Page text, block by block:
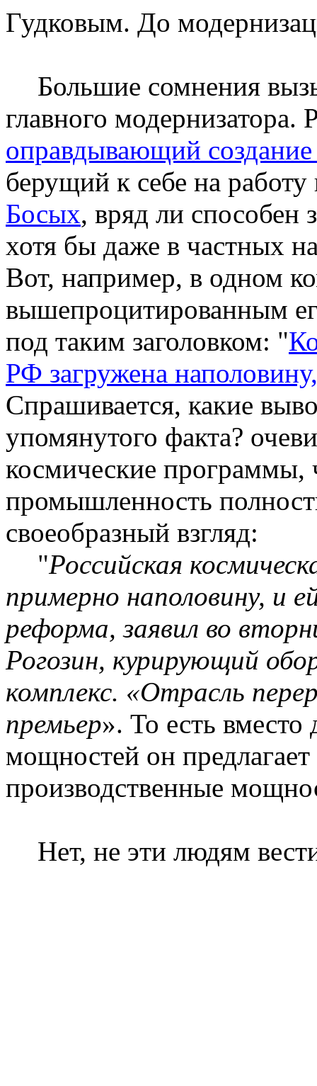
Гудковым. До
Большие сомнения
главного модернизатора.
оправдывающий
берущий к себе на
Босых, вряд ли способен
хотя бы даже в частных
Вот, например, в одном
вышепроцитированным
под таким заголовком: "
РФ загружена
Спрашивается, какие
упомянутого факта?
космические программы,
промышленность
своеобразный взгляд:
"Российская
примерно наполовину, и
реформа, заявил во
Рогозин, курирующий
комплекс. «Отрасль
премьер». То есть
мощностей он
производственные
Нет, не эти людям